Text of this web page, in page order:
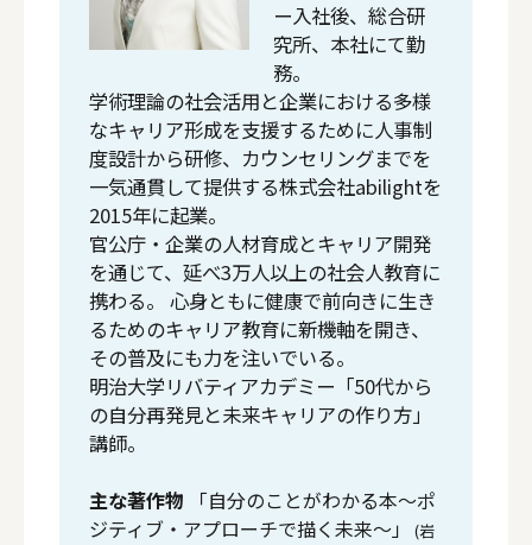
ー入社後、総合研
究所、本社にて勤
務。
学術理論の社会活用と企業における多様
なキャリア形成を支援するために人事制
度設計から研修、カウンセリングまでを
一気通貫して提供する株式会社abilightを
2015年に起業。
官公庁・企業の人材育成とキャリア開発
を通じて、延べ3万人以上の社会人教育に
携わる。 心身ともに健康で前向きに生き
るためのキャリア教育に新機軸を開き、
その普及にも力を注いでいる。
明治大学リバティアカデミー「50代から
の自分再発見と未来キャリアの作り方」
講師。
主な著作物
「自分のことがわかる本～ポ
ジティブ・アプローチで描く未来～」
(岩